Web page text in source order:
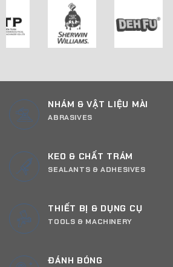
NHÁM & VẬT LIỆU MÀI
ABRASIVES
KEO & CHẤT TRÁM
SEALANTS & ADHESIVES
THIẾT BỊ & DỤNG CỤ
TOOLS & MACHINERY
ĐÁNH BÓNG